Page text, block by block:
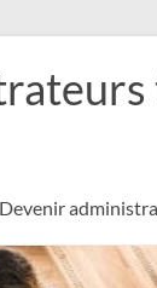
Devenir